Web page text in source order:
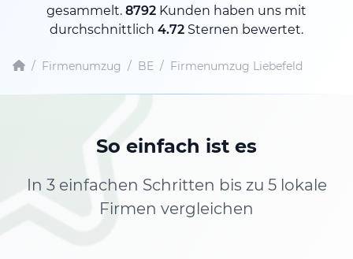
gesammelt. 8792 Kunden haben uns mit
durchschnittlich 4.72 Sternen bewertet.
/ Firmenumzug / BE / Firmenumzug Liebefeld
So einfach ist es
In 3 einfachen Schritten bis zu 5 lokale
Firmen vergleichen